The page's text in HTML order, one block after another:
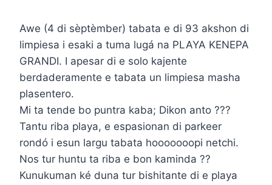
Awe (4 di sèptèmber) tabata e di 93 akshon di
limpiesa i esaki a tuma lugá na PLAYA KENEPA
GRANDI. I apesar di e solo kajente
berdaderamente e tabata un limpiesa masha
plasentero.
Mi ta tende bo puntra kaba; Dikon anto ???
Tantu riba playa, e espasionan di parkeer
rondó i esun largu tabata hooooooopi netchi.
Nos tur huntu ta riba e bon kaminda ??
Kunukuman ké duna tur bishitante di e playa